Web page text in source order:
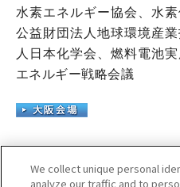
水素エネルギー協会、水
公益財団法人地球環境産
人日本化学会、燃料電池
エネルギー戦略会議
We collect unique personal
analyze our traffic and to